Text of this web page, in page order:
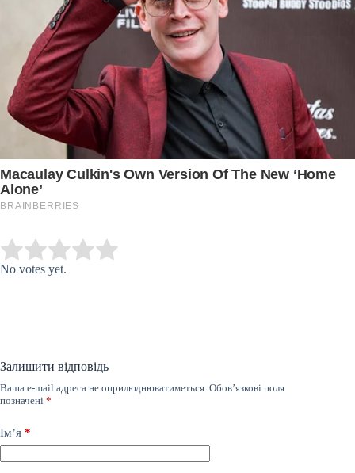
Rate this item:
No votes yet.
Залишити відповідь
Ваша e-mail адреса не оприлюднюватиметься. Обов’язкові поля
позначені *
Ім’я *